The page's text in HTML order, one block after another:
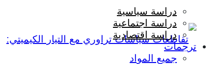
دراسة سياسية
دراسة اجتماعية
دراسة اقتصادية
ترجمات
جميع المواد